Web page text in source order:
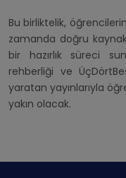
Bu birliktelik,
zamanda doğru
bir hazırlık süreci
rehberliği ve
yaratan yayınlarıyla
yakın olacak.